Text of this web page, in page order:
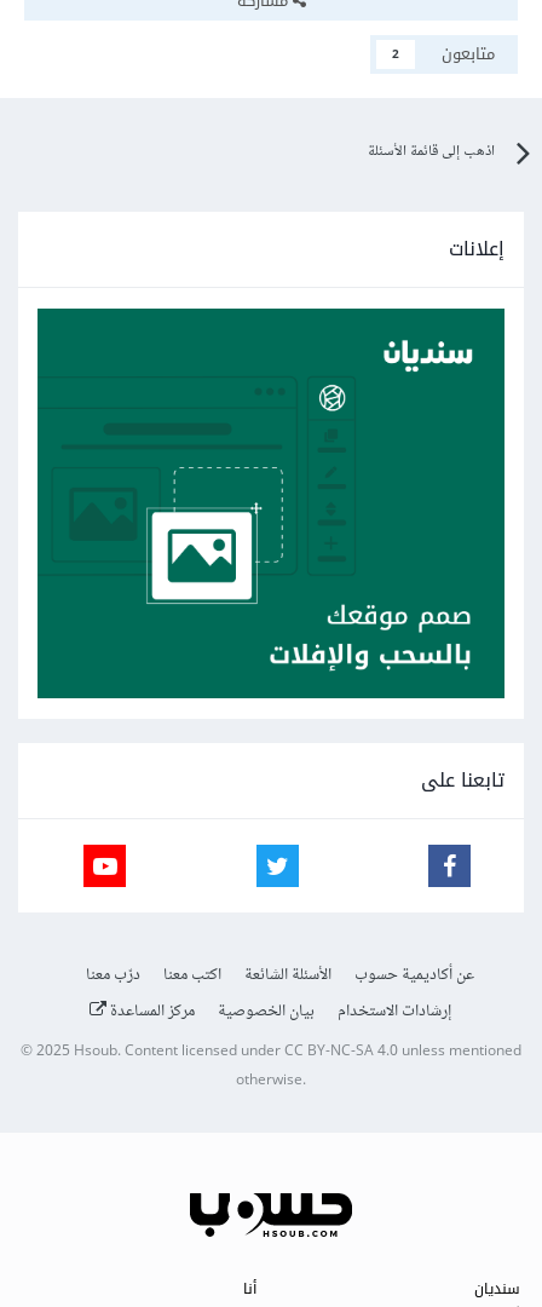
متابعون
2
اذهب إلى قائمة الأسئلة
إعلانات
تابعنا على
عن أكاديمية حسوب الأسئلة الشائعة اكتب معنا
درّب معنا
إرشادات الاستخدام
بيان الخصوصية مركز المساعدة
© 2025Hsoub.Content licensed underCC BY-NC-SA 4.0unless mentioned
otherwise.